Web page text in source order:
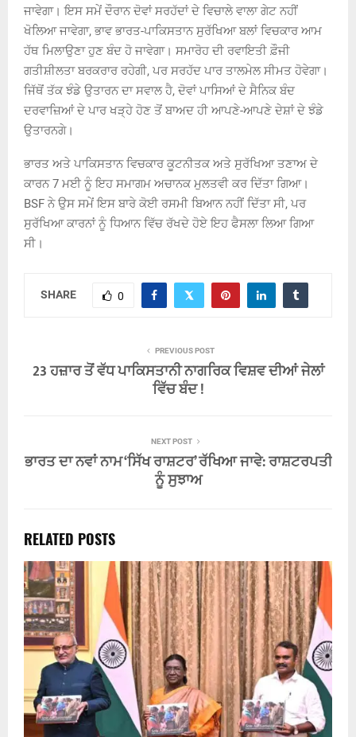
ਜਾਵੇਗਾ। ਇਸ ਸਮੇਂ ਦੌਰਾਨ ਦੋਵਾਂ ਸਰਹੱਦਾਂ ਦੇ ਵਿਚਾਲੇ ਵਾਲਾ ਗੇਟ ਨਹੀਂ
ਖੋਲਿਆ ਜਾਵੇਗਾ, ਭਾਵ ਭਾਰਤ-ਪਾਕਿਸਤਾਨ ਸੁਰੱਖਿਆ ਬਲਾਂ ਵਿਚਕਾਰ ਆਮ
ਹੱਥ ਮਿਲਾਉਣਾ ਹੁਣ ਬੰਦ ਹੋ ਜਾਵੇਗਾ। ਸਮਾਰੋਹ ਦੀ ਰਵਾਇਤੀ ਫ਼ੌਜੀ
ਗਤੀਸ਼ੀਲਤਾ ਬਰਕਰਾਰ ਰਹੇਗੀ, ਪਰ ਸਰਹੱਦ ਪਾਰ ਤਾਲਮੇਲ ਸੀਮਤ ਹੋਵੇਗਾ।
ਜਿੱਥੋਂ ਤੱਕ ਝੰਡੇ ਉਤਾਰਨ ਦਾ ਸਵਾਲ ਹੈ, ਦੋਵਾਂ ਪਾਸਿਆਂ ਦੇ ਸੈਨਿਕ ਬੰਦ
ਦਰਵਾਜ਼ਿਆਂ ਦੇ ਪਾਰ ਖੜ੍ਹੇ ਹੋਣ ਤੋਂ ਬਾਅਦ ਹੀ ਆਪਣੇ-ਆਪਣੇ ਦੇਸ਼ਾਂ ਦੇ ਝੰਡੇ
ਉਤਾਰਨਗੇ।
ਭਾਰਤ ਅਤੇ ਪਾਕਿਸਤਾਨ ਵਿਚਕਾਰ ਕੂਟਨੀਤਕ ਅਤੇ ਸੁਰੱਖਿਆ ਤਣਾਅ ਦੇ
ਕਾਰਨ 7 ਮਈ ਨੂੰ ਇਹ ਸਮਾਗਮ ਅਚਾਨਕ ਮੁਲਤਵੀ ਕਰ ਦਿੱਤਾ ਗਿਆ।
BSF ਨੇ ਉਸ ਸਮੇਂ ਇਸ ਬਾਰੇ ਕੋਈ ਰਸਮੀ ਬਿਆਨ ਨਹੀਂ ਦਿੱਤਾ ਸੀ, ਪਰ
ਸੁਰੱਖਿਆ ਕਾਰਨਾਂ ਨੂੰ ਧਿਆਨ ਵਿੱਚ ਰੱਖਦੇ ਹੋਏ ਇਹ ਫੈਸਲਾ ਲਿਆ ਗਿਆ
ਸੀ।
SHARE 0
PREVIOUS POST
23 ਹਜ਼ਾਰ ਤੋਂ ਵੱਧ ਪਾਕਿਸਤਾਨੀ ਨਾਗਰਿਕ ਵਿਸ਼ਵ ਦੀਆਂ ਜੇਲਾਂ
ਵਿੱਚ ਬੰਦ !
NEXT POST
ਭਾਰਤ ਦਾ ਨਵਾਂ ਨਾਮ ‘ਸਿੱਖ ਰਾਸ਼ਟਰ’ ਰੱਖਿਆ ਜਾਵੇ: ਰਾਸ਼ਟਰਪਤੀ
ਨੂੰ ਸੁਝਾਅ
RELATED POSTS